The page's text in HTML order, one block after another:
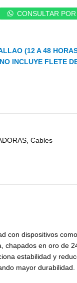
CONSULTAR
(12 A 48
INCLUYE FLETE
, Cables
con dispositivos
chapados en oro de
estabilidad y
mayor